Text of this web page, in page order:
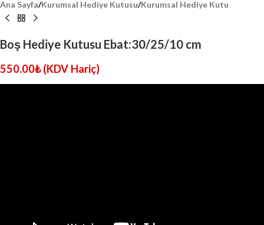
Ana Sayfa/Kurumsal Hediye Kutusu/Kurumsal Hediye Kutu
Boş Hediye Kutusu Ebat:30/25/10 cm
550.00₺ (KDV Hariç)